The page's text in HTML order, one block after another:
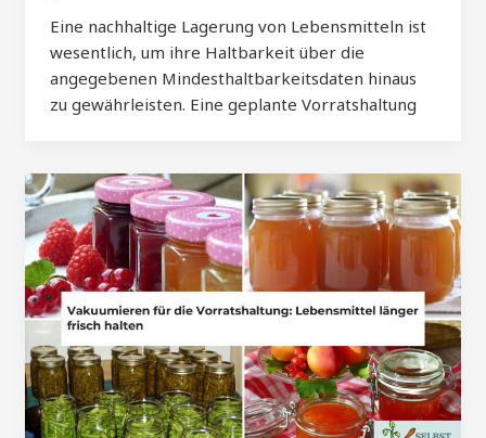
Eine nachhaltige Lagerung von Lebensmitteln ist
wesentlich, um ihre Haltbarkeit über die
angegebenen Mindesthaltbarkeitsdaten hinaus
zu gewährleisten. Eine geplante Vorratshaltung